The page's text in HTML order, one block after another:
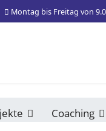
Montag bis Freitag von
Coaching